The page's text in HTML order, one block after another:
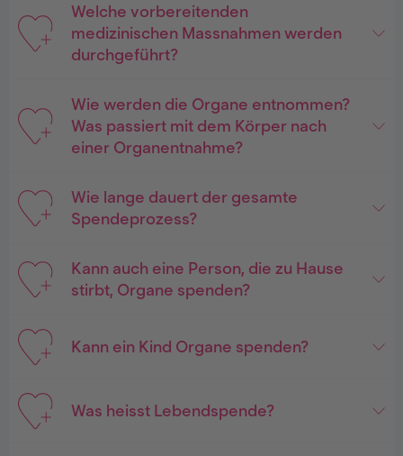
Welche vorbereitenden
medizinischen Massnahmen werden
durchgeführt?
Wie werden die Organe entnommen?
Was passiert mit dem Körper nach
einer Organentnahme?
Wie lange dauert der gesamte
Spendeprozess?
Kann auch eine Person, die zu Hause
stirbt, Organe spenden?
Kann ein Kind Organe spenden?
Was heisst Lebendspende?